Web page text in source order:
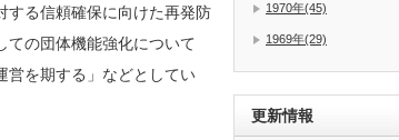
する信頼確保に向けた再発防
の団体機能強化について
営を期する」などとしてい
1970年(45)
1969年(29)
更新情報